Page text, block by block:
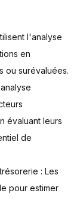
l'analyse
en
ou surévaluées.
évaluant leurs
de
: Les
pour estimer